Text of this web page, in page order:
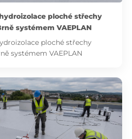
ploché střechy
systémem VAEPLAN
ploché střechy
systémem VAEPLAN